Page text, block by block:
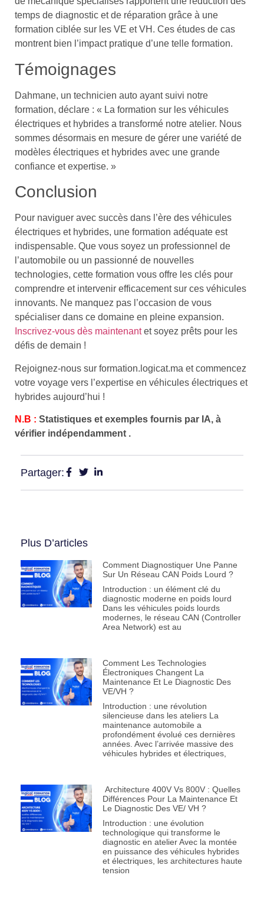
temps de diagnostic et de réparation grâce à une
formation ciblée sur les VE et VH. Ces études de cas
montrent bien l’impact pratique d’une telle formation.
Témoignages
Dahmane, un technicien auto ayant suivi notre
formation, déclare : « La formation sur les véhicules
électriques et hybrides a transformé notre atelier. Nous
sommes désormais en mesure de gérer une variété de
modèles électriques et hybrides avec une grande
confiance et expertise. »
Conclusion
Pour naviguer avec succès dans l’ère des véhicules
électriques et hybrides, une formation adéquate est
indispensable. Que vous soyez un professionnel de
l’automobile ou un passionné de nouvelles
technologies, cette formation vous offre les clés pour
comprendre et intervenir efficacement sur ces véhicules
innovants. Ne manquez pas l’occasion de vous
spécialiser dans ce domaine en pleine expansion.
Inscrivez-vous dès maintenantet soyez prêts pour les
défis de demain !
Rejoignez-nous sur formation.logicat.ma et commencez
votre voyage vers l’expertise en véhicules électriques et
hybrides aujourd’hui !
N.B : Statistiques et exemples fournis par IA, à
vérifier indépendamment .
Partager:
Plus D’articles
Comment Diagnostiquer Une Panne
Sur Un Réseau CAN Poids Lourd ?
Introduction : un élément clé du
diagnostic moderne en poids lourd
Dans les véhicules poids lourds
modernes, le réseau CAN (Controller
Area Network) est au
Comment Les Technologies
Électroniques Changent La
Maintenance Et Le Diagnostic Des
VE/VH ?
Introduction : une révolution
silencieuse dans les ateliers La
maintenance automobile a
profondément évolué ces dernières
années. Avec l’arrivée massive des
véhicules hybrides et électriques,
Architecture 400V Vs 800V : Quelles
Différences Pour La Maintenance Et
Le Diagnostic Des VE/ VH ?
Introduction : une évolution
technologique qui transforme le
diagnostic en atelier Avec la montée
en puissance des véhicules hybrides
et électriques, les architectures haute
tension